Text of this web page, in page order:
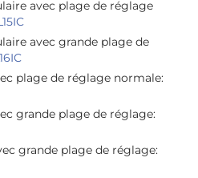
avec plage de réglage
avec grande plage de
plage de réglage normale:
grande plage de réglage:
grande plage de réglage: